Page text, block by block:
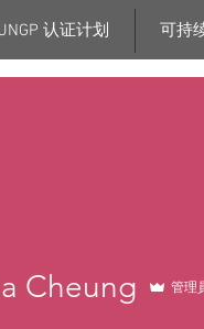
认证计划 可持
Cheung 管理